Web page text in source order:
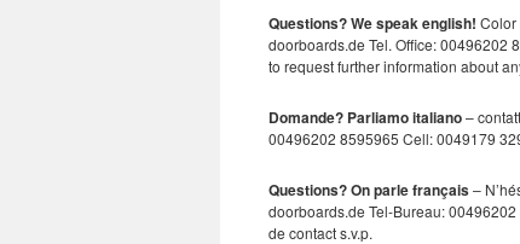
Questions? We speak english! Color
doorboards.de Tel. Office: 00496202
to request further information about
Domande? Parliamo italiano–
00496202 8595965 Cell: 0049179
Questions? On parle français–
doorboards.de Tel-Bureau:
de contact s.v.p.